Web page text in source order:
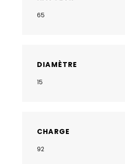
65
DIAMÈTRE
15
CHARGE
92